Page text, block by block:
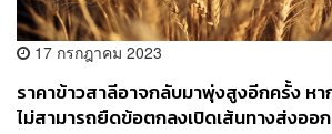
17 กรกฎาคม 2023
ราคาข้าวสาลีอาจกลับมาพุ่งสูงอีกครั้ง หา
ไม่สามารถยืดข้อตกลงเปิดเส้นทางส่งออ